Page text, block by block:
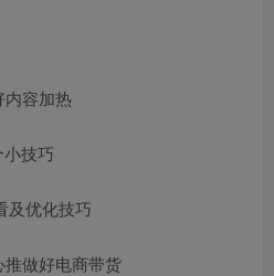
内容加热
技巧
及优化技巧
做好电商带货